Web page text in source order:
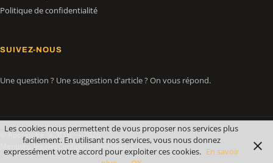
Politique de confidentialité
SUIVEZ-NOUS
Une question ? Une suggestion d'article ? On vous répond.
© Apprendre-la-3D.fr — 2026
Mentions légalesConfidentialitéContact
Les cookies nous permettent de vous proposer nos services plus
facilement. En utilisant nos services, vous nous donnez
expressément votre accord pour exploiter ces cookies. En savoir